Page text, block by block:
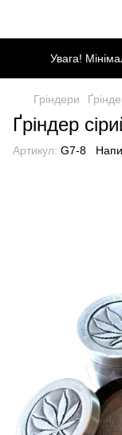
Увага!
Гріндери
Ґріндер
Артикул: G7-8